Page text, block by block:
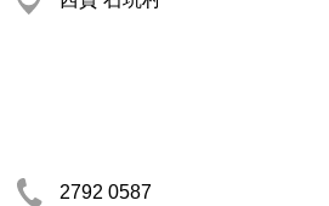
2792 0587